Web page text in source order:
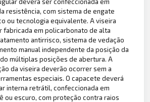
resistência, com sistema de engate
ou tecnologia equivalente. A viseira
fabricada em policarbonato de alta
antirrisco, sistema de vedação
manual independente da posição da
múltiplas posições de abertura. A
da viseira deverão ocorrer sem a
especiais. O capacete deverá
interna retrátil, confeccionada em
ou escuro, com proteção contra raios